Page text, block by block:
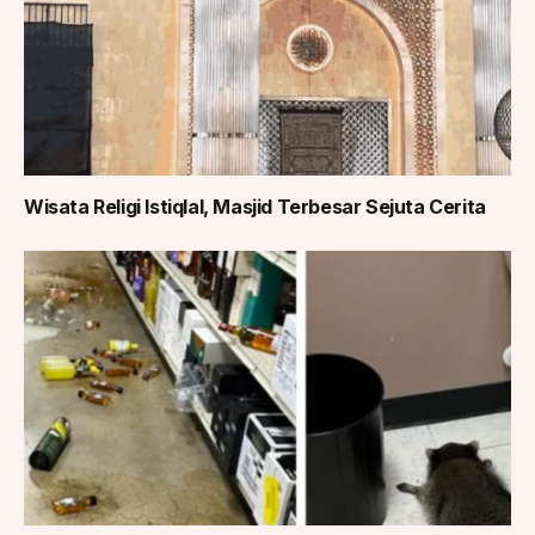
Wisata Religi Istiqlal, Masjid Terbesar Sejuta Cerita